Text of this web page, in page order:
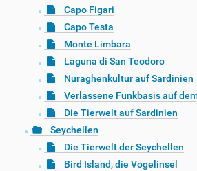
Capo Figari
Capo Testa
Monte Limbara
Laguna di San Teodoro
Nuraghenkultur auf Sardinien
Verlassene Funkbasis auf
Die Tierwelt auf Sardinien
Seychellen
Die Tierwelt der Seychellen
Bird Island, die Vogelinsel